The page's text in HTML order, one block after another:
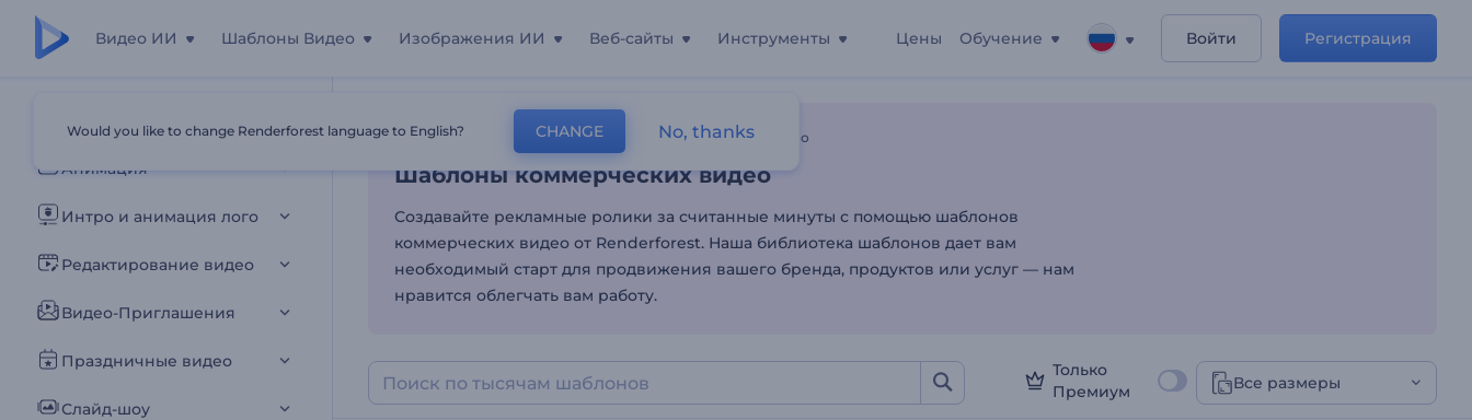
Видео ИИ Шаблоны Видео Изображения ИИ Веб-сайты Инструменты Цены Обучение Войти Регистрация
Все шаблоны
Анимация
Интро и анимация лого
Редактирование видео
Видео-Приглашения
Праздничные видео
Слайд-шоу
Шаблоны коммерческих видео
Главная Шаблоны Торговые Видео Коммерческие Видео
Шаблоны коммерческих видео
Создавайте рекламные ролики за считанные минуты с помощью шаблонов
коммерческих видео от Renderforest. Наша библиотека шаблонов дает вам
необходимый старт для продвижения вашего бренда, продуктов или услуг — нам
нравится облегчать вам работу.
Только
Премиум
Все размеры
Would you like to change Renderforest language to English? CHANGE No, thanks